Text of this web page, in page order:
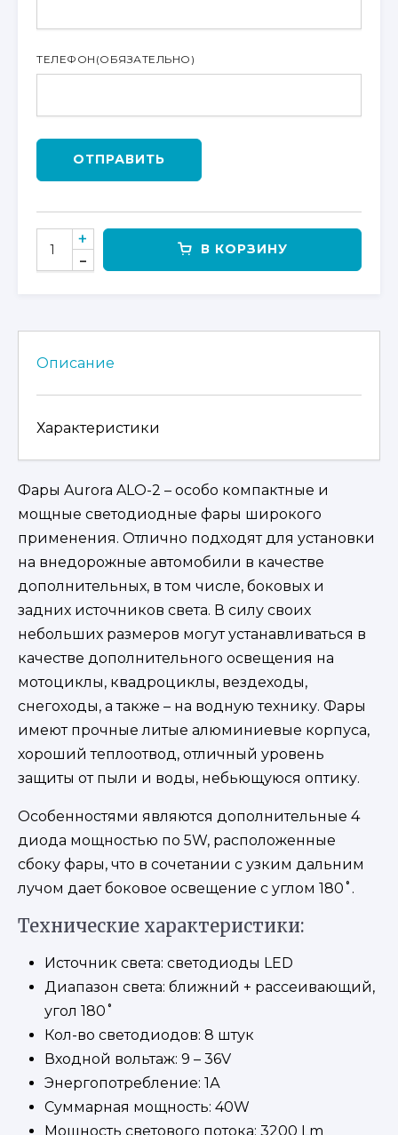
ТЕЛЕФОН (ОБЯЗАТЕЛЬНО)
ОТПРАВИТЬ
КОЛИЧЕСТВО
ТОВАРА
2-
E4E15X2
В КОРЗИНУ
Описание
Характеристики
Фары Aurora ALO-2 – особо компактные и
мощные светодиодные фары широкого
применения. Отлично подходят для установки
на внедорожные автомобили в качестве
дополнительных, в том числе, боковых и
задних источников света. В силу своих
небольших размеров могут устанавливаться в
качестве дополнительного освещения на
мотоциклы, квадроциклы, вездеходы,
снегоходы, а также – на водную технику. Фары
имеют прочные литые алюминиевые корпуса,
хороший теплоотвод, отличный уровень
защиты от пыли и воды, небьющуюся оптику.
Особенностями являются дополнительные 4
диода мощностью по 5W, расположенные
сбоку фары, что в сочетании с узким дальним
лучом дает боковое освещение с углом 180˚.
Технические характеристики:
Источник света: светодиоды LED
Диапазон света: ближний + рассеивающий,
угол 180˚
Кол-во светодиодов: 8 штук
Входной вольтаж: 9 – 36V
Энергопотребление: 1А
Суммарная мощность: 40W
Мощность светового потока: 3200 Lm